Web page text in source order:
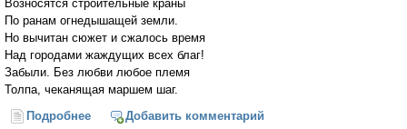
Возносятся строительные краны
По ранам огнедышащей земли.
Но вычитан сюжет и сжалось время
Над городами жаждущих всех благ!
Забыли. Без любви любое племя
Толпа, чеканящая маршем шаг.
Подробнее о Когда пройдешь...
Добавить комментарий